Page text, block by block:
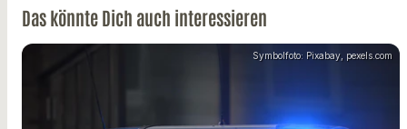
Das könnte Dich auch interessieren
Symbolfoto: Pixabay, pexels.com